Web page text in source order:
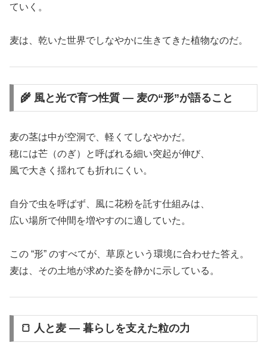
ていく。
麦は、乾いた世界でしなやかに生きてきた植物なのだ。
🌾 風と光で育つ性質 ― 麦の“形”が語ること
麦の茎は中が空洞で、軽くてしなやかだ。
穂には芒（のぎ）と呼ばれる細い突起が伸び、
風で大きく揺れても折れにくい。
自分で虫を呼ばず、風に花粉を託す仕組みは、
広い場所で仲間を増やすのに適していた。
この “形” のすべてが、草原という環境に合わせた答え。
麦は、その土地が求めた姿を静かに示している。
🍞 人と麦 ― 暮らしを支えた粒の力